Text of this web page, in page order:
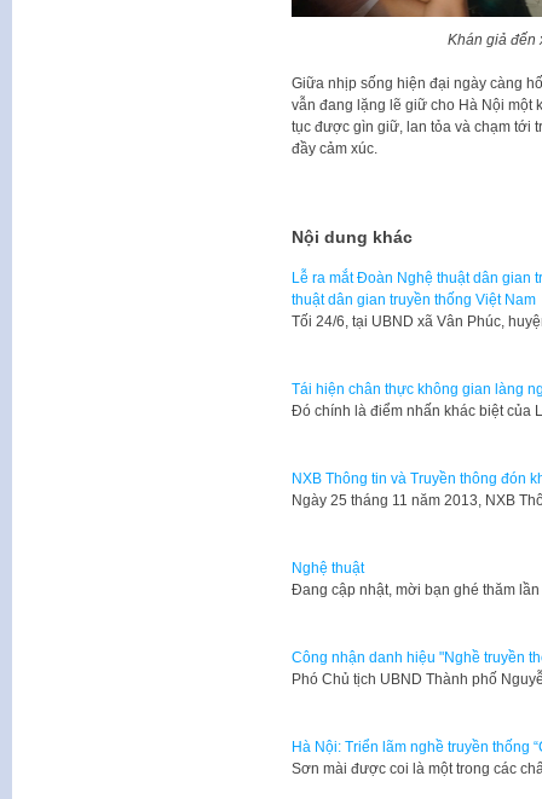
Khán giả đến
Giữa nhịp sống hiện đại ngày càng
vẫn đang lặng lẽ giữ cho Hà Nội một
tục được gìn giữ, lan tỏa và chạm tới
đầy cảm xúc.
Nội dung khác
Lễ ra mắt Đoàn Nghệ thuật dân gian
thuật dân gian truyền thống Việt Nam
Tối 24/6, tại UBND xã Vân Phúc,
Tái hiện chân thực không gian làng
Đó chính là điểm nhấn khác biệt của
NXB Thông tin và Truyền thông đón
​Ngày 25 tháng 11 năm 2013, NXB
Nghệ thuật
​Đang cập nhật, mời bạn ghé thăm lần
Công nhận danh hiệu "Nghề truyền
Phó Chủ tịch UBND Thành phố
Hà Nội: Triển lãm nghề truyền thống
Sơn mài được coi là một trong các